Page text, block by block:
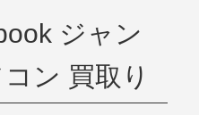
ジャン
ン 買取り